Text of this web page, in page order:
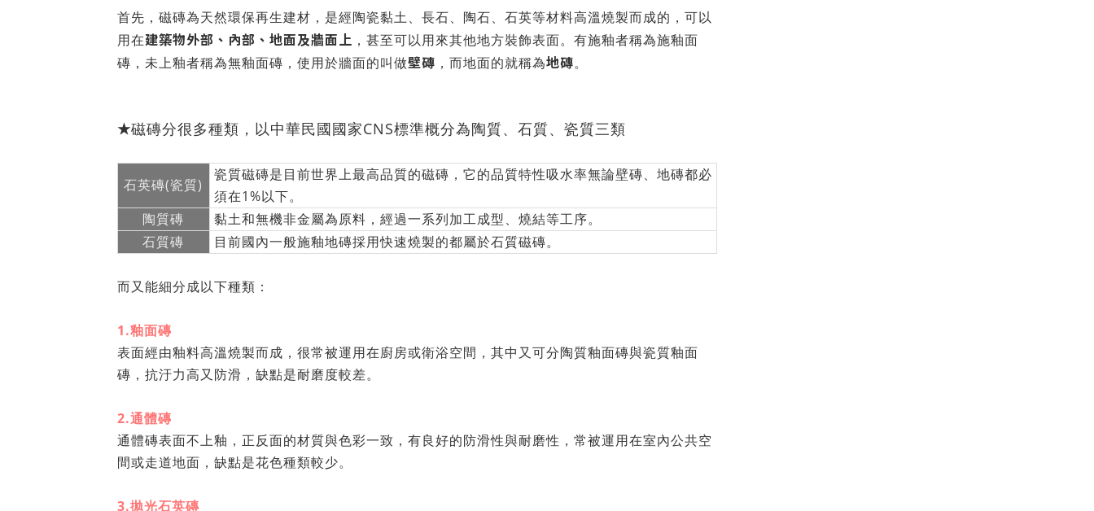
首先，磁磚為天然環保再生建材，是經陶瓷黏土、長石、陶石、石英等材料高溫燒製而成的，可以
用在建築物外部、內部、地面及牆面上 ，甚至可以用來其他地方裝飾表面。有施釉者稱為施釉面
磚，未上釉者稱為無釉面磚，使用於牆面的叫做壁磚 ，而地面的就稱為地磚。
★磁磚分很多種類，以中華民國國家CNS標準概分為陶質、石質、瓷質三類
石英磚(瓷質)
瓷質磁磚是目前世界上最高品質的磁磚，它的品質特性吸水率無論壁磚、地磚都必
須在1%以下。
陶質磚
黏土和無機非金屬為原料，經過一系列加工成型、燒結等工序。
石質磚
目前國內一般施釉地磚採用快速燒製的都屬於石質磁磚。
而又能細分成以下種類：
1.釉面磚
表面經由釉料高溫燒製而成，很常被運用在廚房或衛浴空間，其中又可分陶質釉面磚與瓷質釉面
磚，抗汙力高又防滑，缺點是耐磨度較差。
2.通體磚
通體磚表面不上釉，正反面的材質與色彩一致，有良好的防滑性與耐磨性，常被運用在室內公共空
間或走道地面，缺點是花色種類較少。
3.拋光石英磚